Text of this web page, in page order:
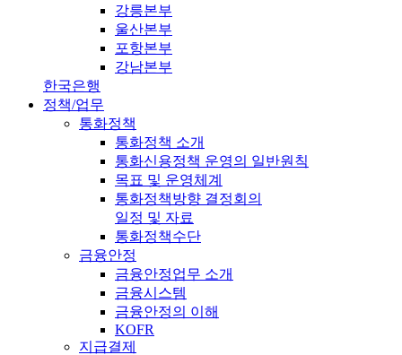
강릉본부
울산본부
포항본부
강남본부
한국은행
정책/업무
통화정책
통화정책 소개
통화신용정책 운영의 일반원칙
목표 및 운영체계
통화정책방향 결정회의
일정 및 자료
통화정책수단
금융안정
금융안정업무 소개
금융시스템
금융안정의 이해
KOFR
지급결제